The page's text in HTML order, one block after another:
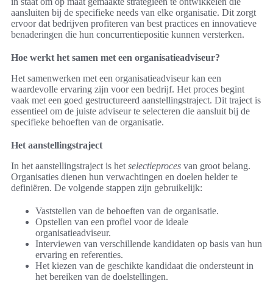
aansluiten bij de specifieke needs van elke organisatie. Dit zorgt
ervoor dat bedrijven profiteren van best practices en innovatieve
benaderingen die hun concurrentiepositie kunnen versterken.
Hoe werkt het samen met een organisatieadviseur?
Het samenwerken met een organisatieadviseur kan een
waardevolle ervaring zijn voor een bedrijf. Het proces begint
vaak met een goed gestructureerd aanstellingstraject. Dit traject is
essentieel om de juiste adviseur te selecteren die aansluit bij de
specifieke behoeften van de organisatie.
Het aanstellingstraject
In het aanstellingstraject is het selectieproces van groot belang.
Organisaties dienen hun verwachtingen en doelen helder te
definiëren. De volgende stappen zijn gebruikelijk:
Vaststellen van de behoeften van de organisatie.
Opstellen van een profiel voor de ideale
organisatieadviseur.
Interviewen van verschillende kandidaten op basis van hun
ervaring en referenties.
Het kiezen van de geschikte kandidaat die ondersteunt in
het bereiken van de doelstellingen.